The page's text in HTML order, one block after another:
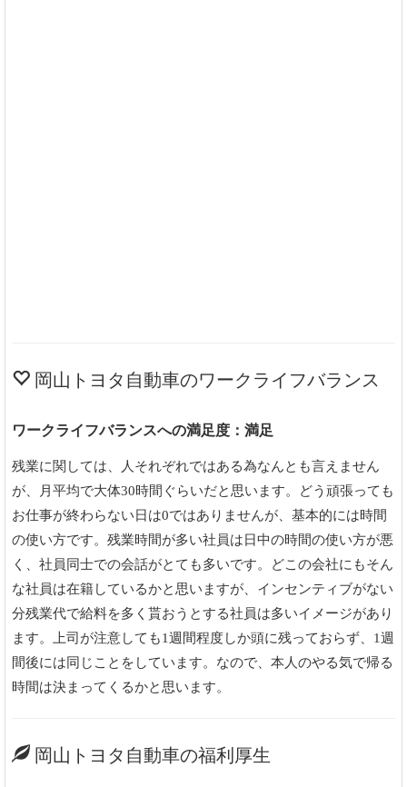
岡山トヨタ自動車のワークライフバランス
ワークライフバランスへの満足度：満足
残業に関しては、人それぞれではある為なんとも言えません
が、月平均で大体30時間ぐらいだと思います。どう頑張っても
お仕事が終わらない日は0ではありませんが、基本的には時間
の使い方です。残業時間が多い社員は日中の時間の使い方が悪
く、社員同士での会話がとても多いです。どこの会社にもそん
な社員は在籍しているかと思いますが、インセンティブがない
分残業代で給料を多く貰おうとする社員は多いイメージがあり
ます。上司が注意しても1週間程度しか頭に残っておらず、1週
間後には同じことをしています。なので、本人のやる気で帰る
時間は決まってくるかと思います。
岡山トヨタ自動車の福利厚生